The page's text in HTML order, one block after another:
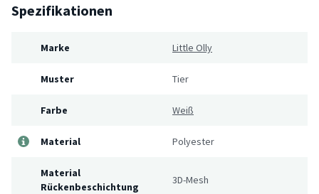
Spezifikationen
Marke Little Olly
Muster Tier
Farbe Weiß
Material Polyester
Material
Rückenbeschichtung
3D-Mesh